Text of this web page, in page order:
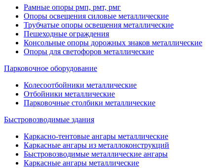
Рамные опоры рмп, рмт, рмг
Опоры освещения силовые металлические
Трубчатые опоры освещения металлические
Пешеходные ограждения
Консольные опоры дорожных знаков металлические
Опоры для светофоров металлические
Парковочное оборудование
Колесоотбойники металлические
Отбойники металлические
Парковочные столбики металлические
Быстровозводимые здания
Каркасно-тентовые ангары металлические
Каркасные ангары из металлоконструкций
Быстровозводимые металлические ангары
Каркасные ангары металлические